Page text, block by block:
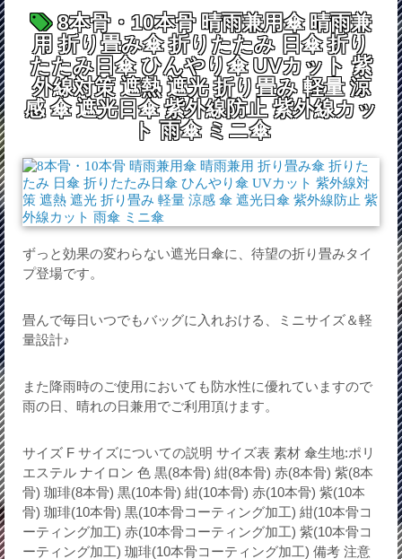
8本骨・10本骨 晴雨兼用傘 晴雨兼
用 折り畳み傘 折りたたみ 日傘 折り
たたみ日傘 ひんやり傘 UVカット 紫
外線対策 遮熱 遮光 折り畳み 軽量 涼
感 傘 遮光日傘 紫外線防止 紫外線カッ
ト 雨傘 ミニ傘
ずっと効果の変わらない遮光日傘に、待望の折り畳みタイ
プ登場です。
畳んで毎日いつでもバッグに入れおける、ミニサイズ＆軽
量設計♪
また降雨時のご使用においても防水性に優れていますので
雨の日、晴れの日兼用でご利用頂けます。
サイズ F サイズについての説明 サイズ表 素材 傘生地:ポリ
エステル ナイロン 色 黒(8本骨) 紺(8本骨) 赤(8本骨) 紫(8本
骨) 珈琲(8本骨) 黒(10本骨) 紺(10本骨) 赤(10本骨) 紫(10本
骨) 珈琲(10本骨) 黒(10本骨コーティング加工) 紺(10本骨コ
ーティング加工) 赤(10本骨コーティング加工) 紫(10本骨コ
ーティング加工) 珈琲(10本骨コーティング加工) 備考 注意